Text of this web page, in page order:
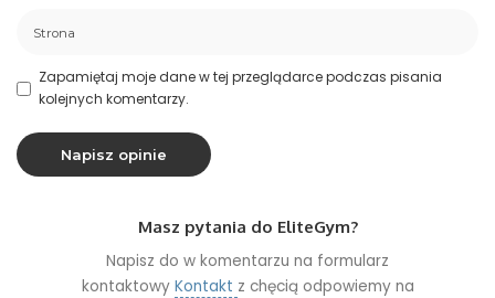
Zapamiętaj moje dane w tej przeglądarce podczas pisania
kolejnych komentarzy.
Masz pytania do EliteGym?
Napisz do w komentarzu na formularz
kontaktowy Kontakt z chęcią odpowiemy na